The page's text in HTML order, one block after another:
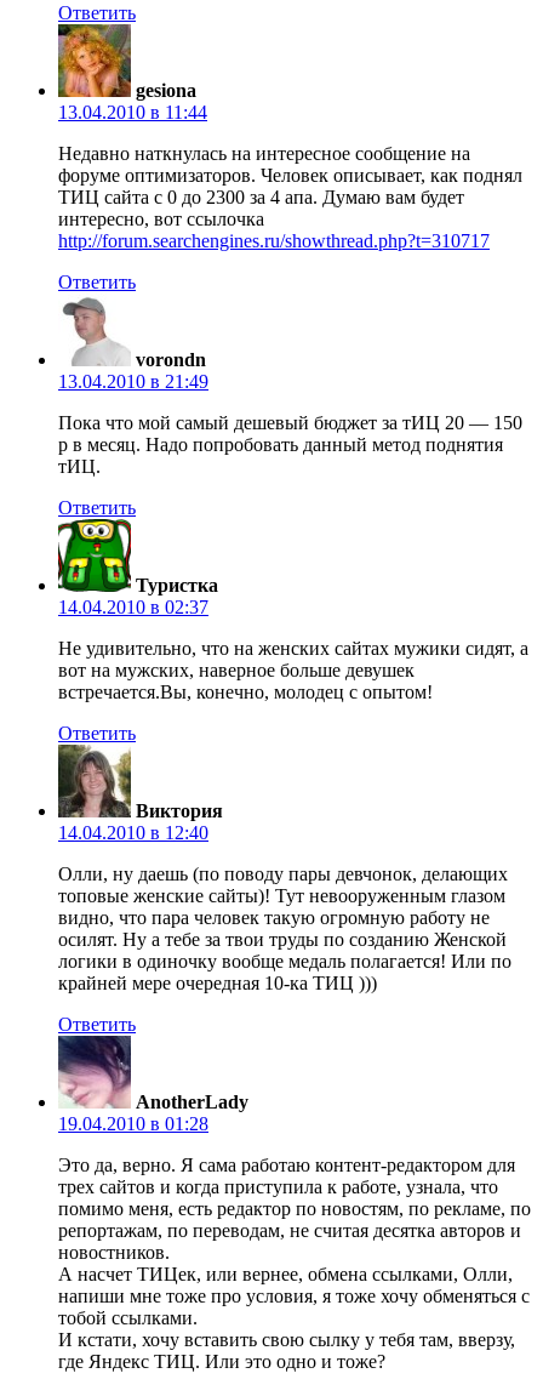
Ответить
gesiona
13.04.2010 в 11:44
Недавно наткнулась на интересное сообщение на
форуме оптимизаторов. Человек описывает, как поднял
ТИЦ сайта с 0 до 2300 за 4 апа. Думаю вам будет
интересно, вот ссылочка
http://forum.searchengines.ru/showthread.php?t=310717
Ответить
vorondn
13.04.2010 в 21:49
Пока что мой самый дешевый бюджет за тИЦ 20 — 150
р в месяц. Надо попробовать данный метод поднятия
тИЦ.
Ответить
Туристка
14.04.2010 в 02:37
Не удивительно, что на женских сайтах мужики сидят, а
вот на мужских, наверное больше девушек
встречается.Вы, конечно, молодец с опытом!
Ответить
Виктория
14.04.2010 в 12:40
Олли, ну даешь (по поводу пары девчонок, делающих
топовые женские сайты)! Тут невооруженным глазом
видно, что пара человек такую огромную работу не
осилят. Ну а тебе за твои труды по созданию Женской
логики в одиночку вообще медаль полагается! Или по
крайней мере очередная 10-ка ТИЦ )))
Ответить
AnotherLady
19.04.2010 в 01:28
Это да, верно. Я сама работаю контент-редактором для
трех сайтов и когда приступила к работе, узнала, что
помимо меня, есть редактор по новостям, по рекламе, по
репортажам, по переводам, не считая десятка авторов и
новостников.
А насчет ТИЦек, или вернее, обмена ссылками, Олли,
напиши мне тоже про условия, я тоже хочу обменяться с
тобой ссылками.
И кстати, хочу вставить свою сылку у тебя там, вверзу,
где Яндекс ТИЦ. Или это одно и тоже?